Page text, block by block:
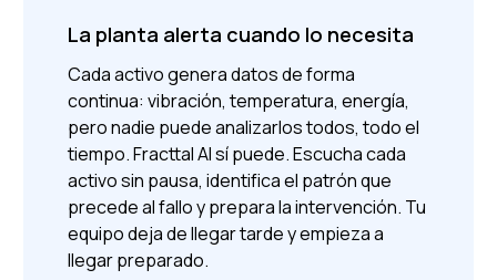
La planta alerta cuando lo necesita
Cada activo genera datos de forma
continua: vibración, temperatura, energía,
pero nadie puede analizarlos todos, todo el
tiempo.Fracttal AI sí puede. Escucha cada
activo sin pausa, identifica el patrón que
precede al fallo y prepara la intervención. Tu
equipo deja de llegar tarde y empieza a
llegar preparado.